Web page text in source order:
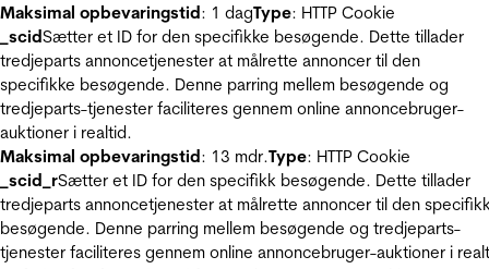
Maksimal opbevaringstid: 1 dagType: HTTP Cookie
_scidSætter et ID for den specifikke besøgende. Dette tillader
tredjeparts annoncetjenester at målrette annoncer til den
specifikke besøgende. Denne parring mellem besøgende og
tredjeparts-tjenester faciliteres gennem online annoncebruger-
auktioner i realtid.
Maksimal opbevaringstid: 13 mdr.Type: HTTP Cookie
_scid_rSætter et ID for den specifikk besøgende. Dette tillader
tredjeparts annoncetjenester at målrette annoncer til den
besøgende. Denne parring mellem besøgende og tredjeparts-
tjenester faciliteres gennem online annoncebruger-auktioner i